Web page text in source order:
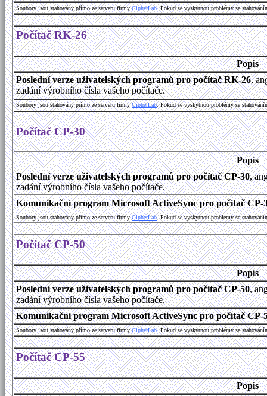
Soubory jsou stahovány přímo ze serveru firmyCipherLab. Pokud se vyskytnou problémy se
Počítač RK-26
Popis
Poslední verze uživatelských programů pro počítač RK-26,
zadání výrobního čísla vašeho počítače.
Soubory jsou stahovány přímo ze serveru firmyCipherLab. Pokud se vyskytnou problémy se
Počítač CP-30
Popis
Poslední verze uživatelských programů pro počítač CP-30,
zadání výrobního čísla vašeho počítače.
Komunikační program Microsoft ActiveSync pro počítač CP-
Soubory jsou stahovány přímo ze serveru firmyCipherLab. Pokud se vyskytnou problémy se
Počítač CP-50
Popis
Poslední verze uživatelských programů pro počítač CP-50,
zadání výrobního čísla vašeho počítače.
Komunikační program Microsoft ActiveSync pro počítač CP-
Soubory jsou stahovány přímo ze serveru firmyCipherLab. Pokud se vyskytnou problémy se
Počítač CP-55
Popis